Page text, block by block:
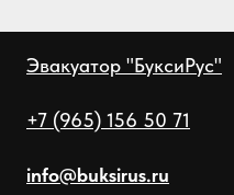
Эвакуатор "БуксиРус"
+7 (965) 156 50 71
info@buksirus.ru